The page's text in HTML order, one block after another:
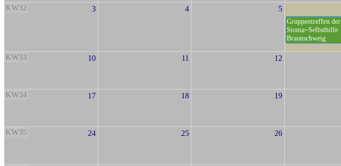
KW32 3 4 5
Gruppentreffen der
Stoma~Selbsthilfe
Braunschweig
KW33 10 11 12
KW34 17 18 19
KW35 24 25 26